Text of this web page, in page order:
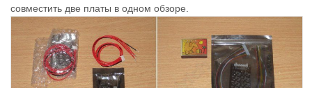
совместить две платы в одном обзоре.